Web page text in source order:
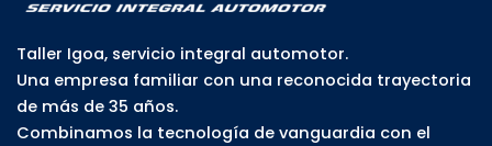
Taller Igoa, servicio integral automotor.
Una empresa familiar con una reconocida trayectoria
de más de 35 años.
Combinamos la tecnología de vanguardia con el